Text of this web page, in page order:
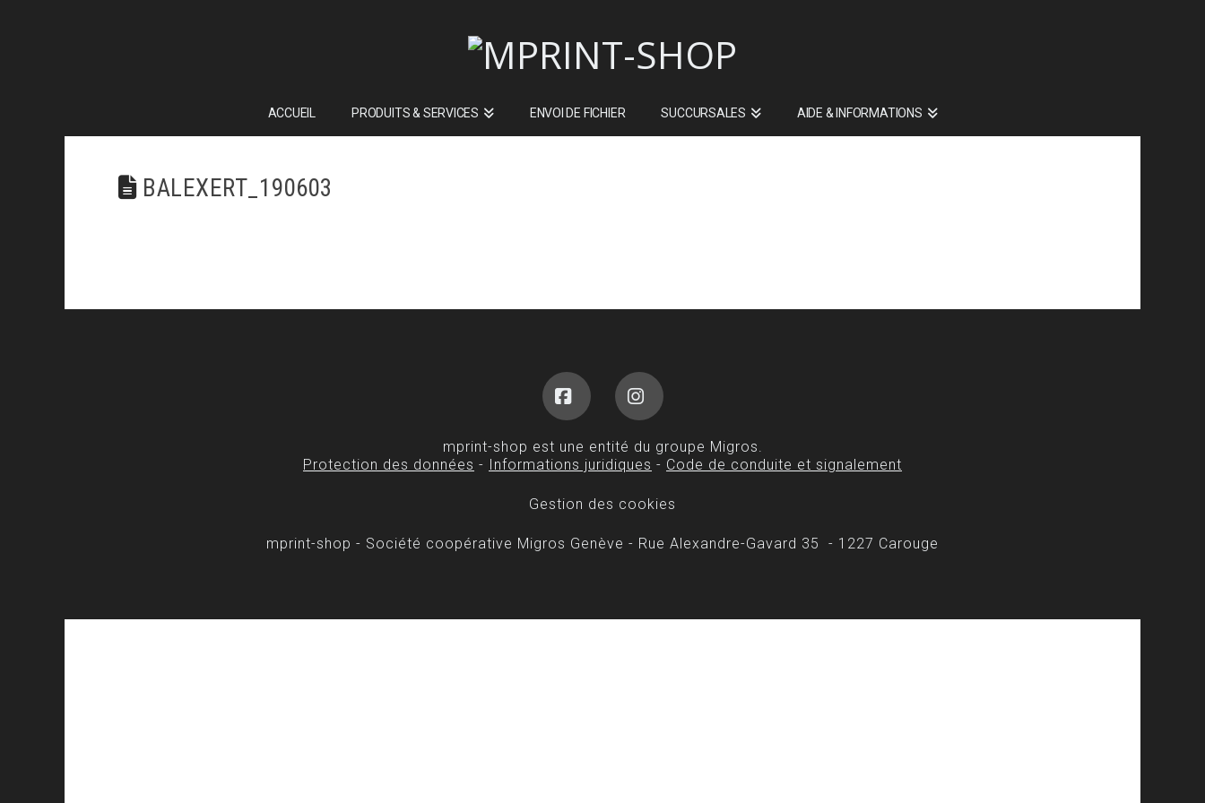
ACCUEIL PRODUITS & SERVICES ENVOI DE FICHIER SUCCURSALES AIDE & INFORMATIONS
BALEXERT_190603
FacebookInstagram
mprint-shop est une entité du groupe Migros.
Protection des données - Informations juridiques - Code de conduite et signalement
Gestion des cookies
mprint-shop - Société coopérative Migros Genève - Rue Alexandre-Gavard 35 - 1227 Carouge